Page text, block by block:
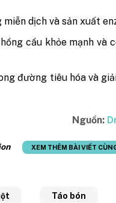
dịch và sản xuất
cầu khỏe mạnh và
đường tiêu hóa và
Nguồn:
XEM THÊM BÀI VIẾT
Táo bón